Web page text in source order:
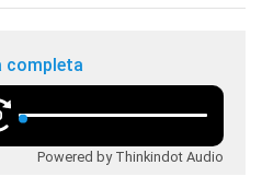
completa
Powered by Thinkindot Audio